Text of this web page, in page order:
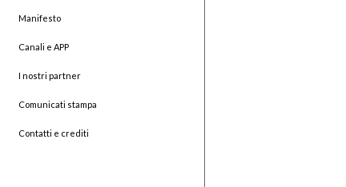
Manifesto
Canali e APP
I nostri partner
Comunicati stampa
Contatti e crediti